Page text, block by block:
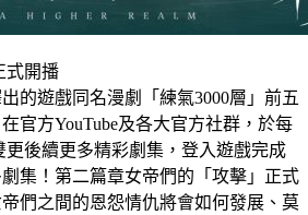
式開播
的遊戲同名漫劇「練氣3000層」前五
官方YouTube及各大官方社群，於每
更後續更多精彩劇集，登入遊戲完成
集！第二篇章女帝們的「攻擊」正式
們之間的恩怨情仇將會如何發展、莫